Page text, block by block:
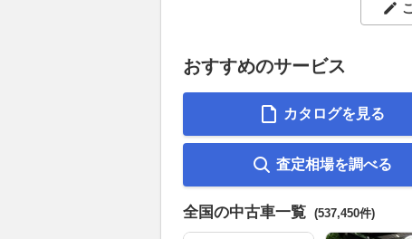
おすすめのサービス
カタログを見る
査定相場を調べる
全国の中古車一覧 (537,450件)